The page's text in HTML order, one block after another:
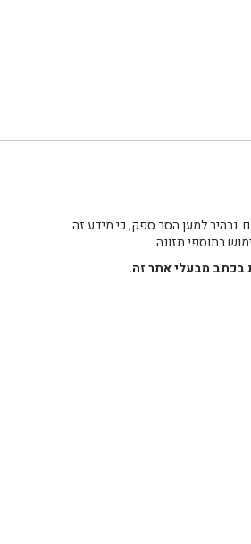
נבהיר למען הסר ספק, כי מידע זה
בתוספי תזונה.
בכתב מבעלי אתר זה.